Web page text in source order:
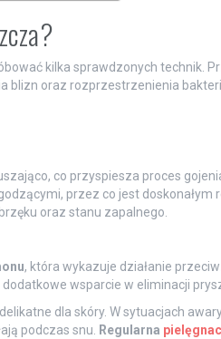
kilka sprawdzonych technik.
blizn oraz rozprzestrzenienia
co przyspiesza proces
przez co jest
oraz stanu zapalnego.
, która wykazuje działanie
wsparcie w eliminacji
dla skóry. W sytuacjach
podczas snu. Regularna